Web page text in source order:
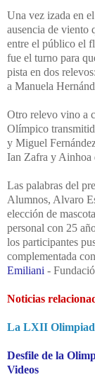
Una vez izada en
ausencia de viento
entre el público el
fue el turno para
pista en dos
a Manuela
Otro relevo vino a
Olímpico
y Miguel
Ian Zafra y Ainhoa
Las palabras del
Alumnos, Alvaro
elección de
personal con 25
los participantes
complementada
Emiliani -
Noticias
La LXII
Desfile de la
Videos